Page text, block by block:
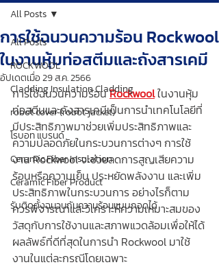
All Posts
ROCKWOOL
Cladding Insulation Cladding
robot cover (robot jacket)
โรบอท แบรนด์
Ceramic Fiber Insulation
Ceramic Fiber Product
รับติดตั้งฉนวนกันความร้อนแบบถอดได้
All Posts
การใช้ฉนวนความร้อน Rockwool
ในงานหุ้มท่อสตีมและถังสารเคมี
อัปเดตเมื่อ29 ส.ค. 2566
การใช้ฉนวนความร้อน Rockwoolในงานหุ้ม
ท่อสตีมและถังสารเคมีเป็นการนำเทคโนโลยีที่
มีประสิทธิภาพมาช่วยเพิ่มประสิทธิภาพและ
ความปลอดภัยในกระบวนการต่างๆ การใช้
งาน Rockwool จะช่วยลดการสูญเสียความ
ร้อนหรือความเย็น ประหยัดพลังงาน และเพิ่ม
ประสิทธิภาพในกระบวนการ อย่างไรก็ตาม
ควรพิจารณาและวิเคราะห์ความเหมาะสมของ
วัสดุกับการใช้งานและสภาพแวดล้อมเพื่อให้ได้
ผลลัพธ์ที่ดีที่สุดในการนำ Rockwool มาใช้
งานในแต่ละกรณีโดยเฉพาะ